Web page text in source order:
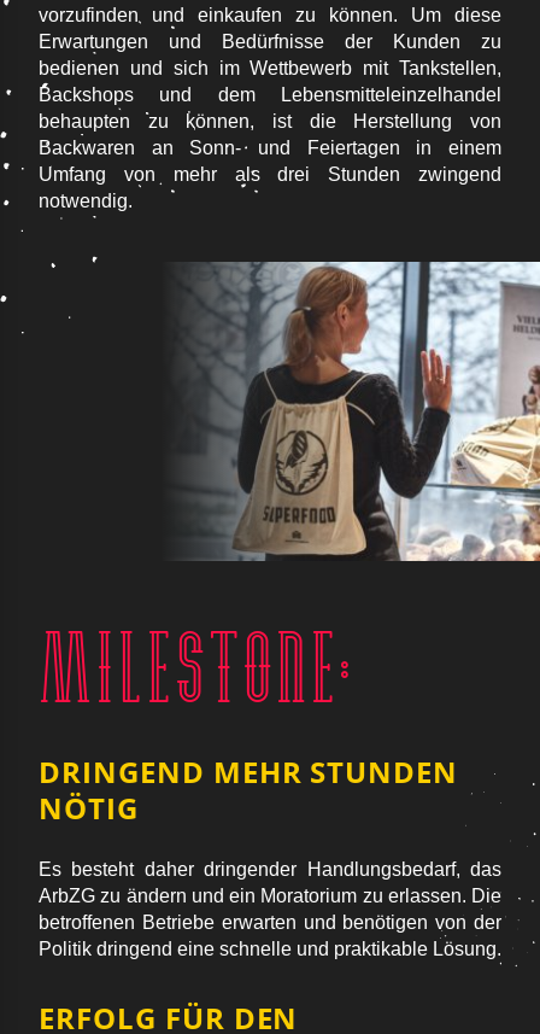
vorzufinden und einkaufen zu können. Um diese
Erwartungen und Bedürfnisse der Kunden zu
bedienen und sich im Wettbewerb mit Tankstellen,
Backshops und dem Lebensmitteleinzelhandel
behaupten zu können, ist die Herstellung von
Backwaren an Sonn- und Feiertagen in einem
Umfang von mehr als drei Stunden zwingend
notwendig.
Milestone:
DRINGEND MEHR STUNDEN
NÖTIG
Es besteht daher dringender Handlungsbedarf, das
ArbZG zu ändern und ein Moratorium zu erlassen. Die
betroffenen Betriebe erwarten und benötigen von der
Politik dringend eine schnelle und praktikable Lösung.
ERFOLG FÜR DEN